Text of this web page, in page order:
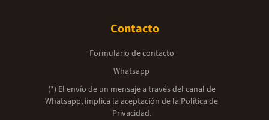
Contacto
Formulario de contacto
Whatsapp
(*) El envío de un mensaje a través del canal de
Whatsapp, implica la aceptación de la Política de
Privacidad.